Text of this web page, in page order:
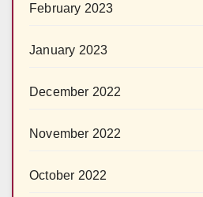
February 2023
January 2023
December 2022
November 2022
October 2022